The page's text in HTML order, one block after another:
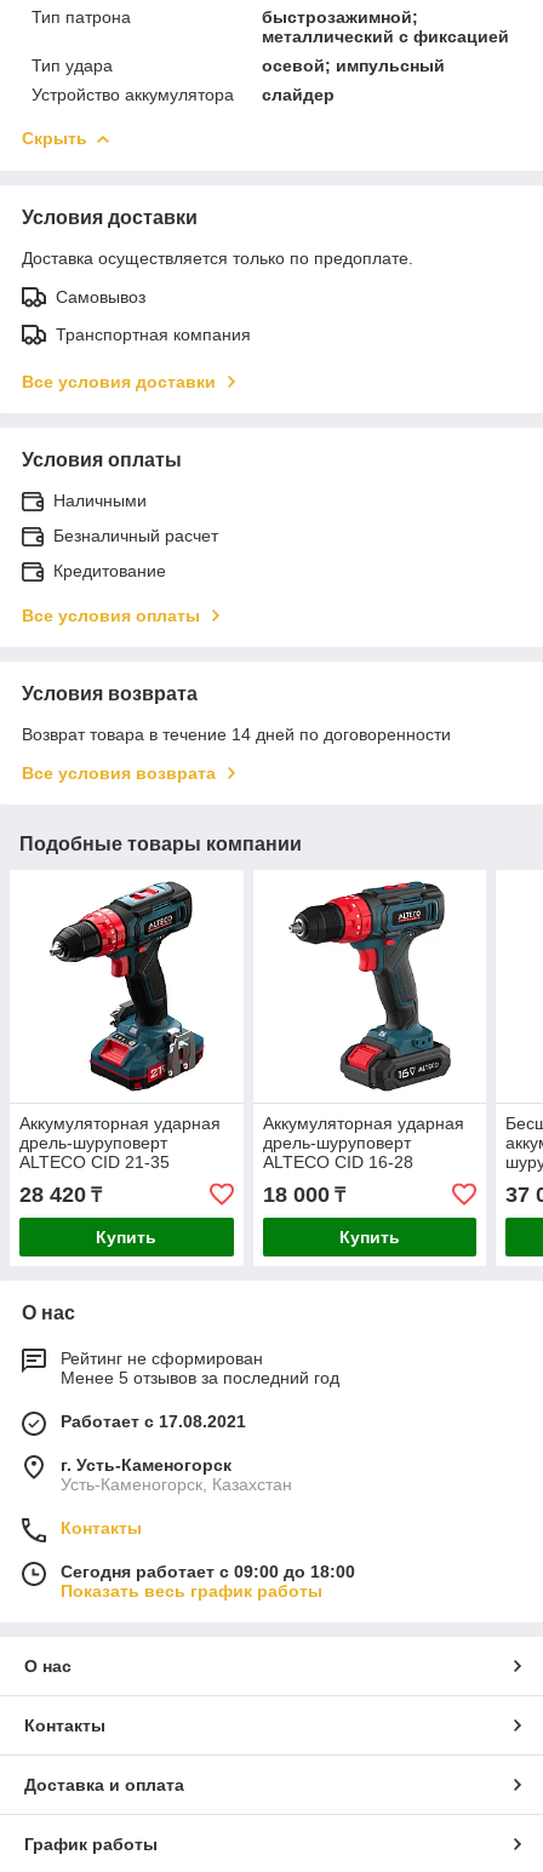
Тип патрона
быстрозажимной;
металлический с фиксацией
Тип удара
осевой; импульсный
Устройство аккумулятора
слайдер
Скрыть
Условия доставки
Доставка осуществляется только по предоплате.
Самовывоз
Транспортная компания
Все условия доставки
Условия оплаты
Наличными
Безналичный расчет
Кредитование
Все условия оплаты
Условия возврата
Возврат товара в течение 14 дней по договоренности
Все условия возврата
Подобные товары компании
Аккумуляторная ударная
дрель-шуруповерт
ALTECO CID 21-35
28 420 ₸
Купить
Аккумуляторная ударная
дрель-шуруповерт
ALTECO CID 16-28
18 000₸
Купить
37
О нас
Рейтинг не сформирован
Менее 5 отзывов за последний год
Работает с 17.08.2021
г. Усть-Каменогорск
Усть-Каменогорск, Казахстан
Контакты
Сегодня работает с 09:00 до 18:00
Показать весь график работы
О нас
Контакты
Доставка и оплата
График работы